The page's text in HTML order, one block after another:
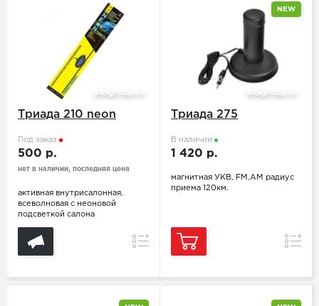
Триада 210 neon
Под заказ
500 р.
нет в наличии, последняя цена
активная внутрисалонная,
всеволновая с неоновой
подсветкой салона
Сравнение
NEW
Триада 275
В наличии
1 420 р.
магнитная УКВ, FM,АМ радиус
приема 120км.